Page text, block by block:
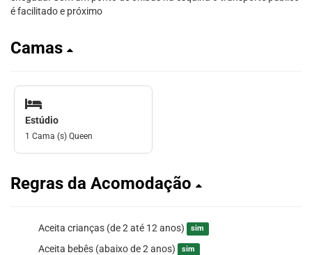
é facilitado e próximo
Camas
Estúdio
1 Cama (s) Queen
Regras da Acomodação
Aceita crianças (de 2 até 12 anos) sim
Aceita bebês (abaixo de 2 anos) sim